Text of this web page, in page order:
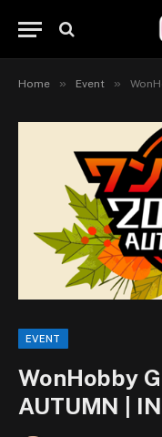
Home » Event »
EVENT
WonHobby
AUTUMN |